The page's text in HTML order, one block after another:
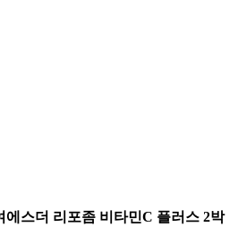
에스더 리포좀 비타민C 플러스 2박